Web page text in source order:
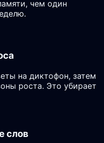
чем один
на диктофон, затем
роста. Это убирает
слов